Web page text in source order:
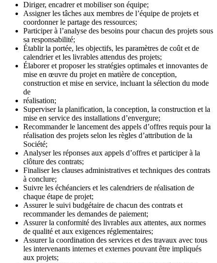
Diriger, encadrer et mobiliser son équipe;
Assigner les tâches aux membres de l’équipe de projets et
coordonner le partage des ressources;
Participer à l’analyse des besoins pour chacun des projets sous
sa responsabilité;
Établir la portée, les objectifs, les paramètres de coût et de
calendrier et les livrables attendus des projets;
Élaborer et proposer les stratégies optimales et innovantes de
mise en œuvre du projet en matière de conception,
construction et mise en service, incluant la sélection du mode
de
réalisation;
Superviser la planification, la conception, la construction et la
mise en service des installations d’envergure;
Recommander le lancement des appels d’offres requis pour la
réalisation des projets selon les règles d’attribution de la
Société;
Analyser les réponses aux appels d’offres et participer à la
clôture des contrats;
Finaliser les clauses administratives et techniques des contrats
à conclure;
Suivre les échéanciers et les calendriers de réalisation de
chaque étape de projet;
Assurer le suivi budgétaire de chacun des contrats et
recommander les demandes de paiement;
Assurer la conformité des livrables aux attentes, aux normes
de qualité et aux exigences réglementaires;
Assurer la coordination des services et des travaux avec tous
les intervenants internes et externes pouvant être impliqués
aux projets;